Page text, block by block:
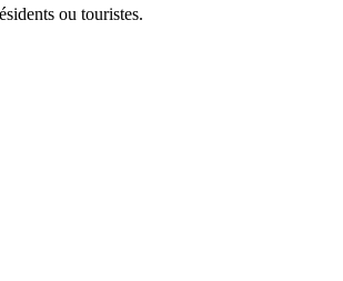
ou touristes.